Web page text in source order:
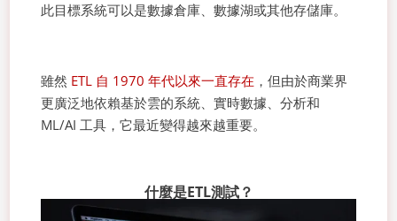
此目標系統可以是數據倉庫、數據湖或其他存儲庫。
雖然 ETL 自 1970 年代以來一直存在 ，但由於商業界
更廣泛地依賴基於雲的系統、實時數據、分析和
ML/AI 工具，它最近變得越來越重要。
什麼是ETL測試？